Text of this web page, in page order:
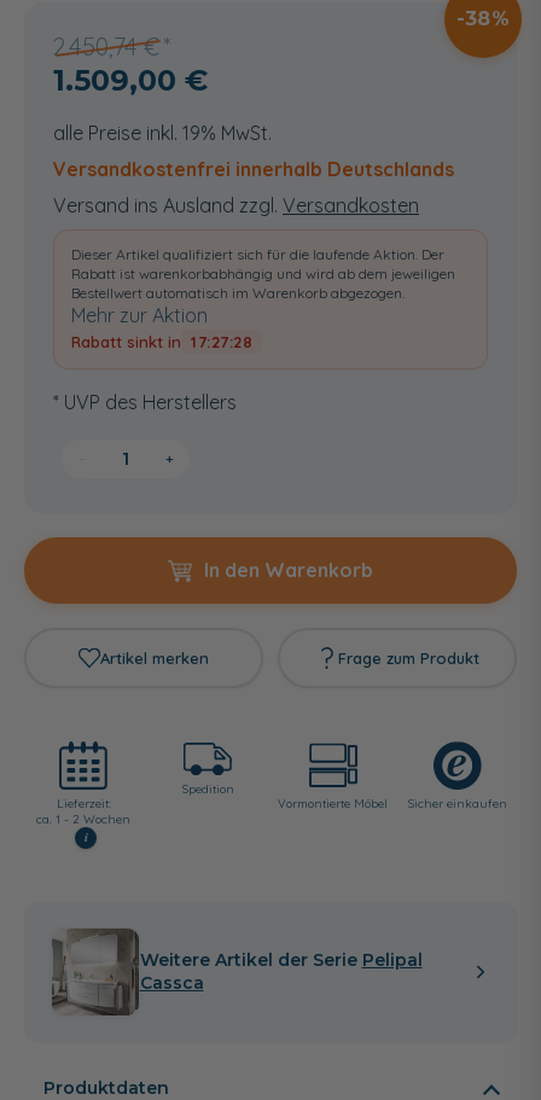
2.450,74 €
38
1.509,00 €
alle Preise inkl. 19% MwSt.
Versandkostenfrei innerhalb Deutschlands
Versand ins Ausland zzgl. Versandkosten
Dieser Artikel qualifiziert sich für die laufende Aktion. Der
Rabatt ist warenkorbabhängig und wird ab dem jeweiligen
Bestellwert automatisch im Warenkorb abgezogen.
Mehr zur Aktion
Rabatt sinkt in 17:27:27
* UVP des Herstellers
+
In den Warenkorb
Artikel merken Frage zum Produkt
Lieferzeit:
ca. 1 - 2 Wochen
i
Spedition
Vormontierte Möbel
Sicher einkaufen
Weitere Artikel der Serie Pelipal
Cassca
Produktdaten